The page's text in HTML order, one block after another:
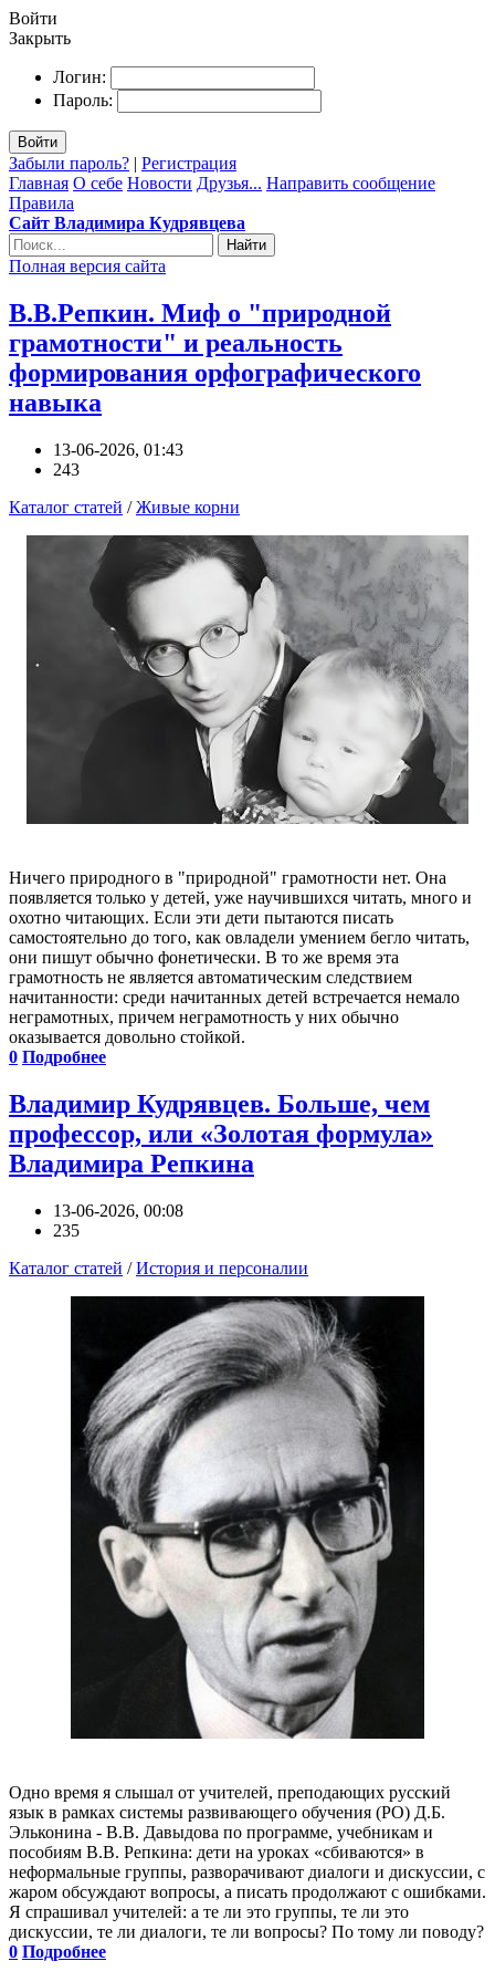
Войти
Закрыть
Логин:
Пароль:
Войти
Забыли пароль? | Регистрация
Главная О себе Новости Друзья... Направить сообщение
Правила
Сайт Владимира Кудрявцева
Найти
Полная версия сайта
В.В.Репкин. Миф о "природной
грамотности" и реальность
формирования орфографического
навыка
13-06-2026, 01:43
243
Каталог статей /Живые корни
Ничего природного в "природной" грамотности нет. Она
появляется только у детей, уже научившихся читать, много и
охотно читающих. Если эти дети пытаются писать
самостоятельно до того, как овладели умением бегло читать,
они пишут обычно фонетически. В то же время эта
грамотность не является автоматическим следствием
начитанности: среди начитанных детей встречается немало
неграмотных, причем неграмотность у них обычно
оказывается довольно стойкой.
0 Подробнее
Владимир Кудрявцев. Больше, чем
профессор, или «Золотая формула»
Владимира Репкина
13-06-2026, 00:08
235
Каталог статей /История и персоналии
Одно время я слышал от учителей, преподающих русский
язык в рамках системы развивающего обучения (РО) Д.Б.
Эльконина - В.В. Давыдова по программе, учебникам и
пособиям В.В. Репкина: дети на уроках «сбиваются» в
неформальные группы, разворачивают диалоги и дискуссии, с
жаром обсуждают вопросы, а писать продолжают с ошибками.
Я спрашивал учителей: а те ли это группы, те ли это
дискуссии, те ли диалоги, те ли вопросы? По тому ли поводу?
0 Подробнее